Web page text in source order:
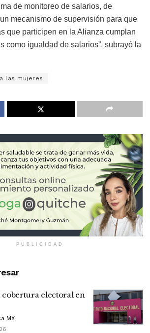
de monitoreo de salarios, de
mecanismo de supervisión para que
que participen en la Alianza cumplan
como igualdad de salarios”, subrayó la
las mujeres
PUBLICIDAD
electoral en
MX